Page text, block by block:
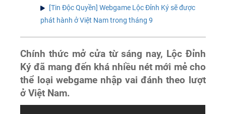
[Tin Độc Quyền] Webgame Lộc Đỉnh Ký sẽ được
phát hành ở Việt Nam trong tháng 9
Chính thức mở cửa từ sáng nay, Lộc Đỉnh
Ký đã mang đến khá nhiều nét mới mẻ cho
thể loại webgame nhập vai đánh theo lượt
ở Việt Nam.